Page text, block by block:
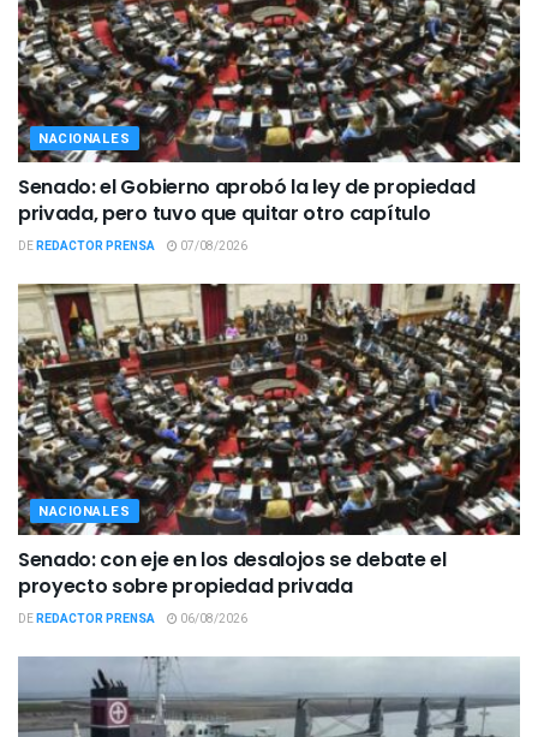
NACIONALES
Senado: el Gobierno aprobó la ley de propiedad
privada, pero tuvo que quitar otro capítulo
DEREDACTOR PRENSA 07/08/2026
NACIONALES
Senado: con eje en los desalojos se debate el
proyecto sobre propiedad privada
DEREDACTOR PRENSA 06/08/2026